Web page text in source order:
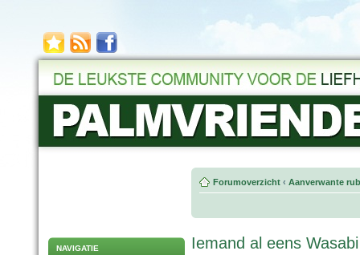
NAVIGATIE
Forumoverzicht ‹ Aanverwante
Iemand al eens